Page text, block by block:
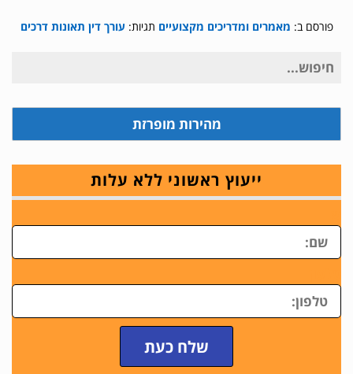
פורסם ב: מאמרים ומדריכים מקצועיים תגיות:עורך דין תאונות דרכים
חיפוש
מהירות מופרזת
ייעוץ ראשוני ללא עלות
שלח כעת